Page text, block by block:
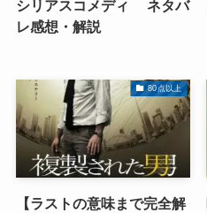
シリアスコメディ ネタバ
レ感想・解説
80点以上
【ラストの意味まで完全解